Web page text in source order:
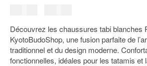
initial
était :
59.00€.
actuel
est :
49.00€.
Découvrez les chaussures tabi blanches
KyotoBudoShop, une fusion parfaite de
traditionnel et du design moderne.
fonctionnelles, idéales pour les tatamis et